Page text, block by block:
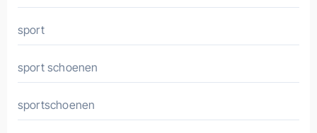
sport
sport schoenen
sportschoenen